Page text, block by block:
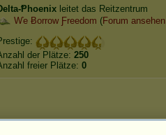
Ᵽhoenix leitet das Reitzentrum
Ⱳe Ƀorrow Ƒreedom (Forum ansehen
der Plätze: 250
freier Plätze: 0